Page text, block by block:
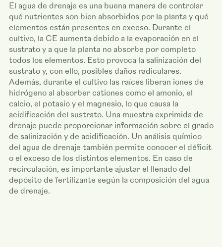
El agua de drenaje es una buena manera de controlar
qué nutrientes son bien absorbidos por la planta y qué
elementos están presentes en exceso. Durante el
cultivo, la CE aumenta debido a la evaporación en el
sustrato y a que la planta no absorbe por completo
todos los elementos. Esto provoca la salinización del
sustrato y, con ello, posibles daños radiculares.
Además, durante el cultivo las raíces liberan iones de
hidrógeno al absorber cationes como el amonio, el
calcio, el potasio y el magnesio, lo que causa la
acidificación del sustrato. Una muestra exprimida de
drenaje puede proporcionar información sobre el grado
de salinización y de acidificación. Un análisis químico
del agua de drenaje también permite conocer el déficit
o el exceso de los distintos elementos. En caso de
recirculación, es importante ajustar el llenado del
depósito de fertilizante según la composición del agua
de drenaje.